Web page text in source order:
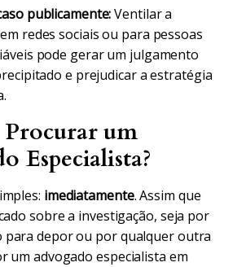
publicamente:Ventilar a
redes sociais ou para pessoas
pode gerar um julgamento
e prejudicar a estratégia
um
Especialista?
imediatamente. Assim que
sobre a investigação, seja por
para depor ou por qualquer outra
um advogado especialista em